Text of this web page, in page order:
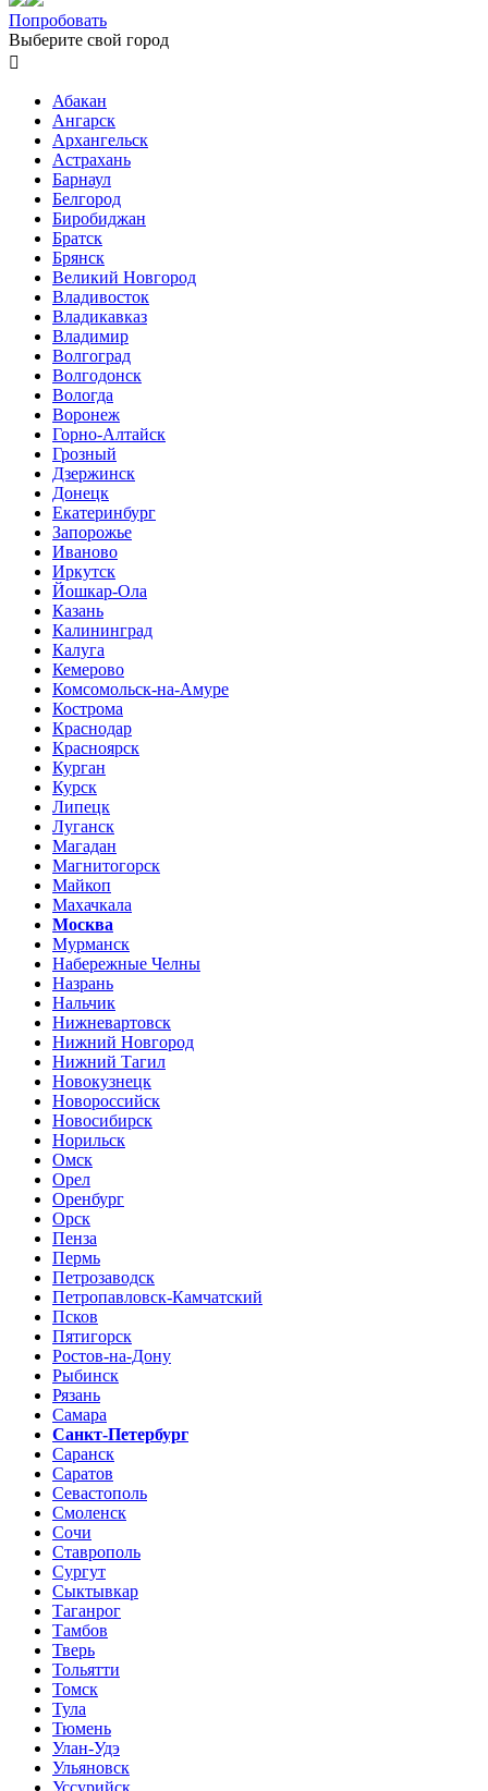
Попробовать
Выберите свой город

Абакан
Ангарск
Архангельск
Астрахань
Барнаул
Белгород
Биробиджан
Братск
Брянск
Великий Новгород
Владивосток
Владикавказ
Владимир
Волгоград
Волгодонск
Вологда
Воронеж
Горно-Алтайск
Грозный
Дзержинск
Донецк
Екатеринбург
Запорожье
Иваново
Иркутск
Йошкар-Ола
Казань
Калининград
Калуга
Кемерово
Комсомольск-на-Амуре
Кострома
Краснодар
Красноярск
Курган
Курск
Липецк
Луганск
Магадан
Магнитогорск
Майкоп
Махачкала
Москва
Мурманск
Набережные Челны
Назрань
Нальчик
Нижневартовск
Нижний Новгород
Нижний Тагил
Новокузнецк
Новороссийск
Новосибирск
Норильск
Омск
Орел
Оренбург
Орск
Пенза
Пермь
Петрозаводск
Петропавловск-Камчатский
Псков
Пятигорск
Ростов-на-Дону
Рыбинск
Рязань
Самара
Санкт-Петербург
Саранск
Саратов
Севастополь
Смоленск
Сочи
Ставрополь
Сургут
Сыктывкар
Таганрог
Тамбов
Тверь
Тольятти
Томск
Тула
Тюмень
Улан-Удэ
Ульяновск